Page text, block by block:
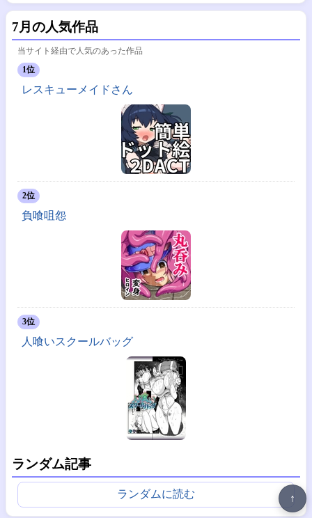
7月の人気作品
当サイト経由で人気のあった作品
1位
レスキューメイドさん
2位
負喰咀怨
3位
人喰いスクールバッグ
ランダム記事
ランダムに読む ↑